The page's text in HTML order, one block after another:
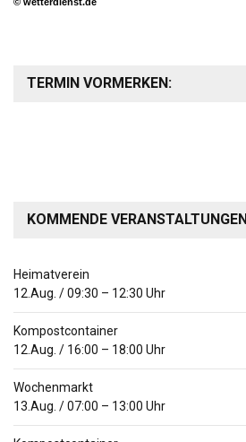
© wetterdienst.de
TERMIN VORMERKEN:
KOMMENDE VERANSTALTUNGEN
Heimatverein
12.Aug. /09:30 – 12:30 Uhr
Kompostcontainer
12.Aug. / 16:00 – 18:00 Uhr
Wochenmarkt
13.Aug. /07:00 – 13:00 Uhr